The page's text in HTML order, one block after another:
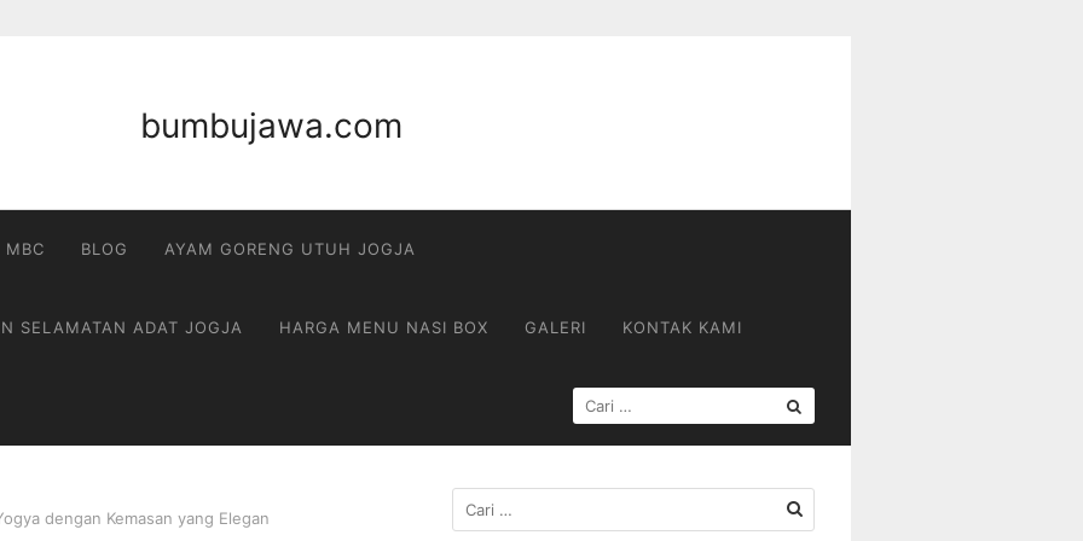
bumbujawa.com
MBC BLOG AYAM GORENG UTUH JOGJA
SELAMATAN ADAT JOGJA HARGA MENU NASI BOX GALERI KONTAK KAMI
CARI
UNTUK:
dengan Kemasan yang Elegan
Cari
untuk: